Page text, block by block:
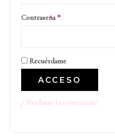
Contraseña*
Recuérdame
ACCESO
¿Olvidaste la contraseña?